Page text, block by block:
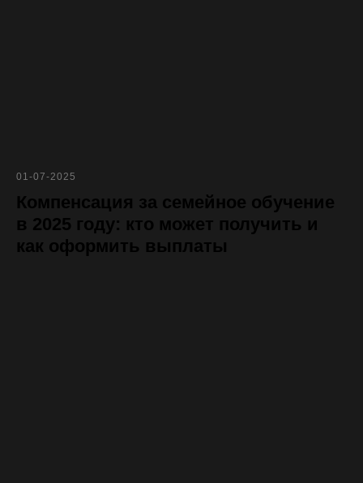
01-07-2025
Компенсация за семейное обучение
в 2025 году: кто может получить и
как оформить выплаты